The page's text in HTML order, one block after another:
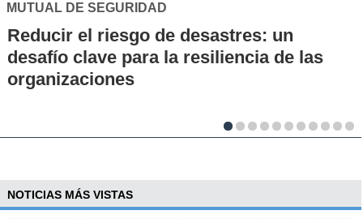
UC
Los 70 años de la Carrera de Química de
la UC: Conoce su historia, hitos y aporte
al desarrollo científico del país
NOTICIAS MÁS VISTAS